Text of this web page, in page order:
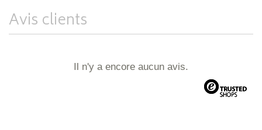
Avis clients
Il n'y a encore aucun avis.